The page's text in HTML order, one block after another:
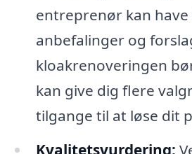
entreprenør kan
anbefalinger og
kloakrenoveringen
kan give dig flere
tilgange til at løse dit